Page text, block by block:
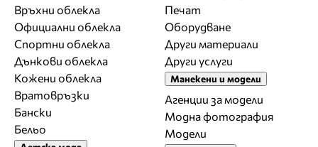
Връхни облекла
Официални облекла
Спортни облекла
Дънкови облекла
Кожени облекла
Вратовръзки
Бански
Бельо
Печат
Оборудване
Други материали
Други услуги
Манекени и модели
Агенции за модели
Модна фотография
Модели